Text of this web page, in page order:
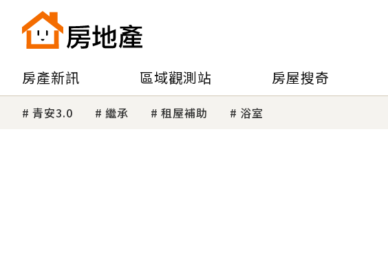
房產新訊 區域觀測站 房屋搜奇
青安3.0 繼承 租屋補助 浴室